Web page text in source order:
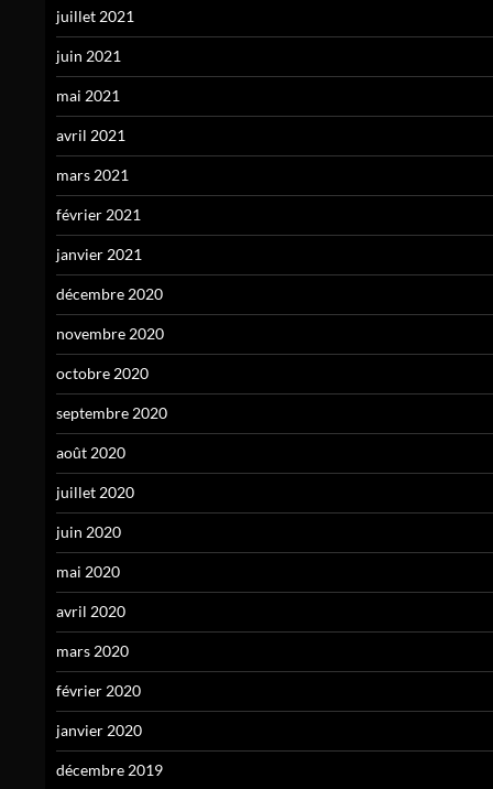
juillet 2021
juin 2021
mai 2021
avril 2021
mars 2021
février 2021
janvier 2021
décembre 2020
novembre 2020
octobre 2020
septembre 2020
août 2020
juillet 2020
juin 2020
mai 2020
avril 2020
mars 2020
février 2020
janvier 2020
décembre 2019